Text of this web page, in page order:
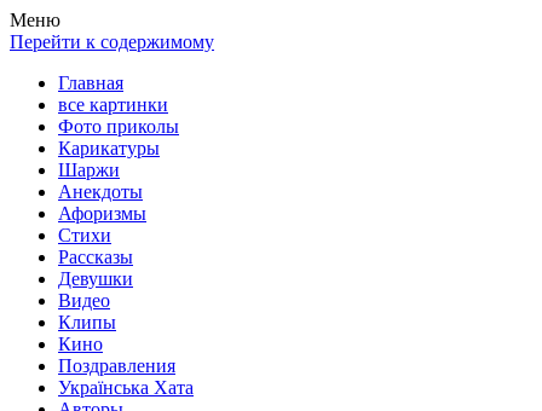
Весела хата — прикольные картинки, смешные истории,
клипы!
Покажем всем ваши фото приколы, карикатуры, шаржи, стихи,
рассказы, видео и песни!
Меню
Перейти к содержимому
Главная
все картинки
Фото приколы
Карикатуры
Шаржи
Анекдоты
Афоризмы
Стихи
Рассказы
Девушки
Видео
Клипы
Кино
Поздравления
Українська Хата